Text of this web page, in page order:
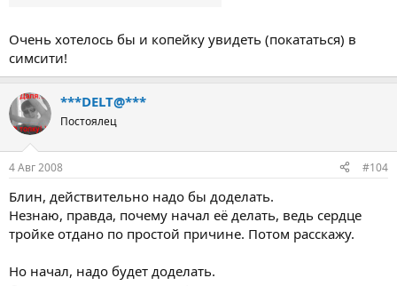
Очень хотелось бы и копейку увидеть (покататься) в
симсити!
***DELT@***
Постоялец
4 Авг 2008 #104
Блин, действительно надо бы доделать.
Незнаю, правда, почему начал её делать, ведь сердце
тройке отдано по простой причине. Потом расскажу.
Но начал, надо будет доделать.